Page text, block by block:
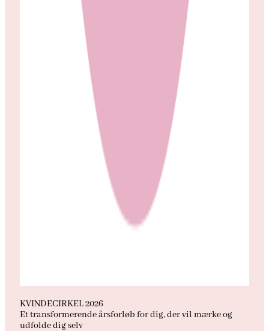
KVINDECIRKEL 2026
Et transformerende årsforløb for dig, der vil mærke og
udfolde dig selv